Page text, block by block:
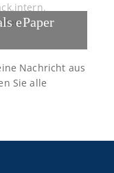
ePaper
Nachricht aus
Sie alle